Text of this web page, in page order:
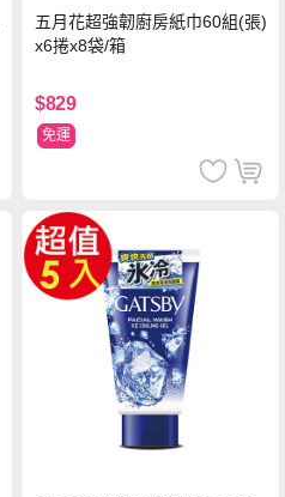
五月花超強韌廚房紙巾60組(張)
x6捲x8袋/箱
$829
免運